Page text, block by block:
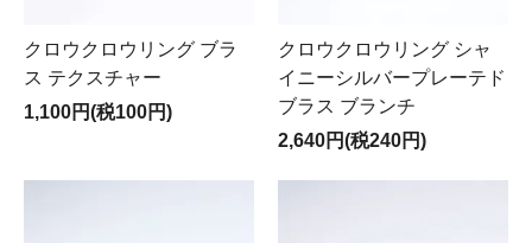
クロウクロウリング ブラ
ス テクスチャー
1,100円(税100円)
クロウクロウリング シャ
イニーシルバープレーテド
ブラス ブランチ
2,640円(税240円)